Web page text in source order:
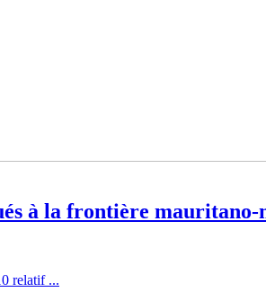
à la frontière mauritano-
relatif ...